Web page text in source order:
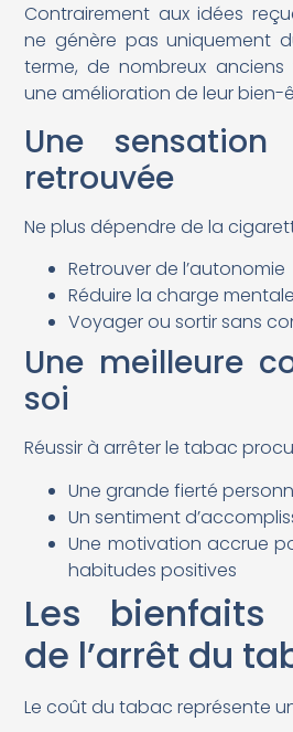
Contrairement aux idées
ne génère pas uniquement
terme, de nombreux
une amélioration de leur bien-
Une
retrouvée
Ne plus dépendre de la
Retrouver de l’autonomie
Réduire la charge
Voyager ou sortir sans
Une meilleure
soi
Réussir à arrêter le tabac
Une grande fierté
Un sentiment
Une motivation accrue
habitudes positives
Les bienfaits
de l’arrêt du
Le coût du tabac représente